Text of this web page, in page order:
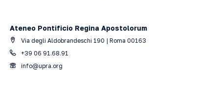
Ateneo Pontificio Regina Apostolorum
Via degli Aldobrandeschi 190 | Roma 00163
+39 06 91.68.91
info@upra.org